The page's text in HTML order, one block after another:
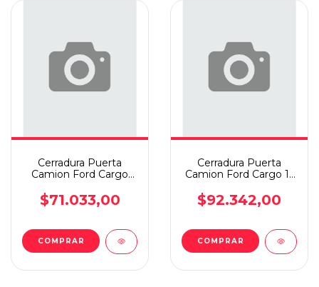
Cerradura Puerta
Camion Ford Cargo
Der
$71.033,00
Cerradura Puerta
Camion Ford Cargo 11
$92.342,00